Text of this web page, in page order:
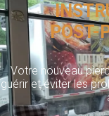
POST-
Votre nouveau
guérir et éviter les